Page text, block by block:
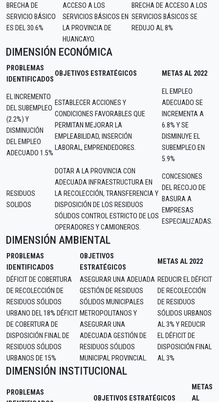
BRECHA DE
SERVICIO BÁSICO
ES DEL 30.6%
ACCESO A LOS
SERVICIOS BÁSICOS EN
LA PROVINCIA DE
HUANCAYO.
BRECHA DE ACCESO A LOS
SERVICIOS BÁSICOS SE
REDUJO AL 8%
DIMENSIÓN ECONÓMICA
PROBLEMAS
IDENTIFICADOS
OBJETIVOS ESTRATÉGICOS METAS AL 2022
EL INCREMENTO
DEL SUBEMPLEO
(2.2%) Y
DISMINUCIÓN
DEL EMPLEO
ADECUADO 1.5%
ESTABLECER ACCIONES Y
CONDICIONES FAVORABLES QUE
PERMITAN MEJORAR LA
EMPLEABILIDAD, INSERCIÓN
LABORAL, EMPRENDEDORES.
EL EMPLEO
ADECUADO SE
INCREMENTA A
6.8% Y SE
DISMINUYE EL
SUBEMPLEO EN
5.9%
RESIDUOS
SOLIDOS
DOTAR A LA PROVINCIA CON
ADECUADA INFRAESTRUCTURA EN
LA RECOLECCIÓN, TRANSFERENCIA Y
DISPOSICIÓN DE LOS RESIDUOS
SÓLIDOS CONTROL ESTRICTO DE LOS
OPERADORES Y CAMIONEROS.
CONCESIONES
DEL RECOJO DE
BASURA A
EMPRESAS
ESPECIALIZADAS.
DIMENSIÓN AMBIENTAL
PROBLEMAS
IDENTIFICADOS
OBJETIVOS
ESTRATÉGICOS
METAS AL 2022
DÉFICIT DE COBERTURA
DE RECOLECCIÓN DE
RESIDUOS SÓLIDOS
URBANO DEL 18% DÉFICIT
DE COBERTURA DE
DISPOSICIÓN FINAL DE
RESIDUOS SÓLIDOS
URBANOS DE 15%
ASEGURAR UNA ADEUADA
GESTIÓN DE RESIDUOS
SÓLIDOS MUNICIPALES
METROPOLITANOS Y
ASEGURAR UNA
ADECUADA GESTIÓN DE
RESIDUOS SÓLIDOS
MUNICIPAL PROVINCIAL.
REDUCIR EL DÉFICIT
DE RECOLECCIÓN
DE RESIDUOS
SÓLIDOS URBANOS
AL 3% Y REDUCIR
EL DÉFICIT DE
DISPOSICIÓN FINAL
AL 3%
DIMENSIÓN INSTITUCIONAL
PROBLEMAS
OBJETIVOS ESTRATÉGICOS
METAS
AL